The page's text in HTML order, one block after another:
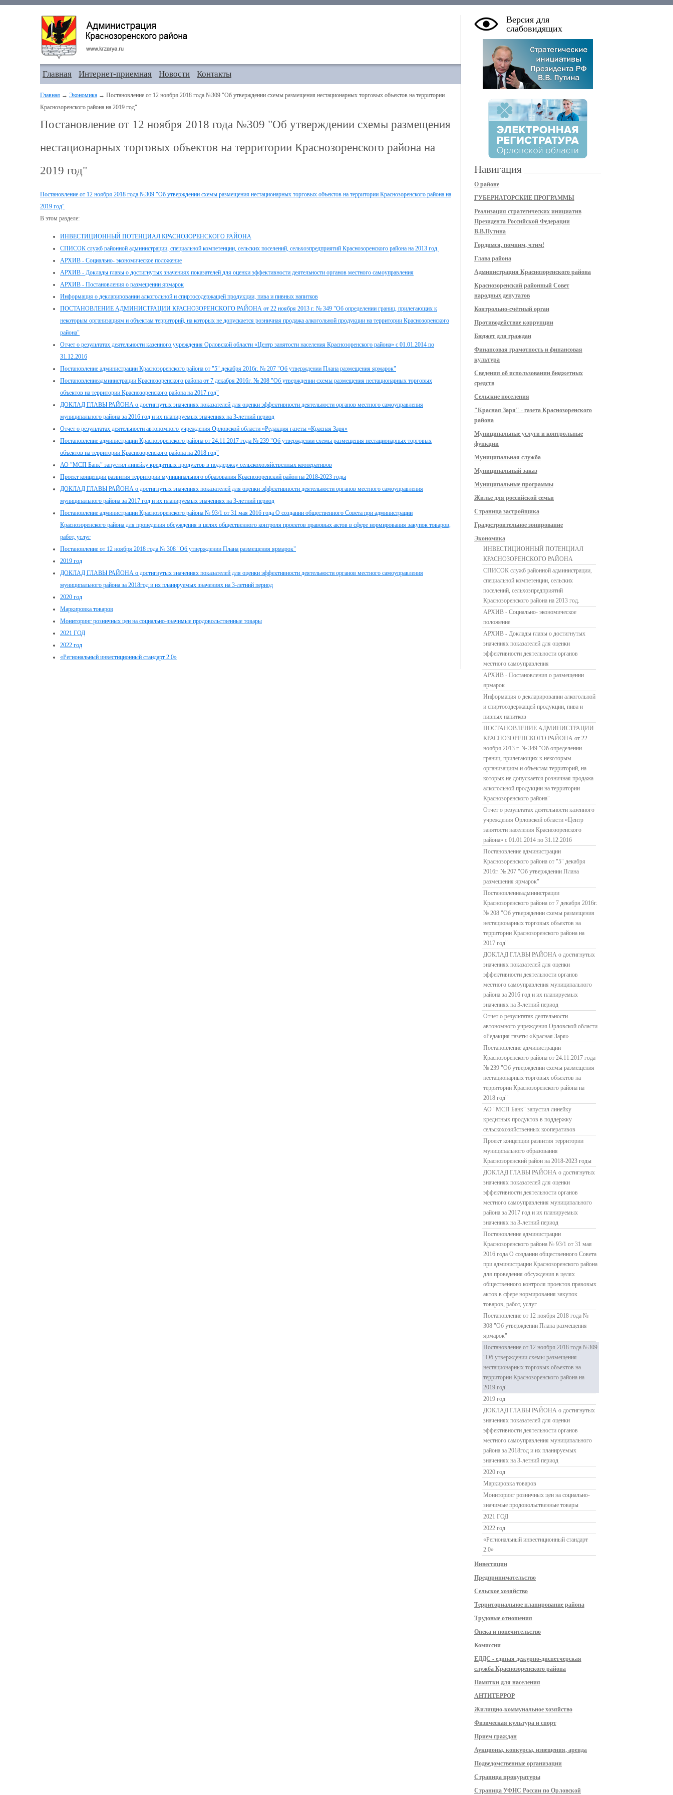
Главная Интернет-приемная Новости Контакты
Главная → Экономика → Постановление от 12 ноября 2018 года №309 "Об утверждении схемы размещения нестационарных торговых объектов на территории
Краснозоренского района на 2019 год"
Постановление от 12 ноября 2018 года №309 "Об утверждении схемы размещения
нестационарных торговых объектов на территории Краснозоренского района на
2019 год"
Постановление от 12 ноября 2018 года №309 "Об утверждении схемы размещения нестационарных торговых объектов на территории Краснозоренского района на
2019 год"
В этом разделе:
ИНВЕСТИЦИОННЫЙ ПОТЕНЦИАЛ КРАСНОЗОРЕНСКОГО РАЙОНА
СПИСОК служб районной администрации, специальной компетенции, сельских поселений, сельхозпредприятий Краснозоренского района на 2013 год.
АРХИВ - Социально- экономическое положение
АРХИВ - Доклады главы о достигнутых значениях показателей для оценки эффективности деятельности органов местного самоуправления
АРХИВ - Постановления о размещении ярмарок
Информация о декларировании алкогольной и спиртосодержащей продукции, пива и пивных напитков
ПОСТАНОВЛЕНИЕ АДМИНИСТРАЦИИ КРАСНОЗОРЕНСКОГО РАЙОНА от 22 ноября 2013 г. № 349 "Об определении границ, прилегающих к
некоторым организациям и объектам территорий, на которых не допускается розничная продажа алкогольной продукции на территории Краснозоренского
района"
Отчет о результатах деятельности казенного учреждения Орловской области «Центр занятости населения Краснозоренского района» с 01.01.2014 по
31.12.2016
Постановление администрации Краснозоренского района от "5" декабря 2016г. № 207 "Об утверждении Плана размещения ярмарок"
Постановлениеадминистрации Краснозоренского района от 7 декабря 2016г. № 208 "Об утверждении схемы размещения нестационарных торговых
объектов на территории Краснозоренского района на 2017 год"
ДОКЛАД ГЛАВЫ РАЙОНА о достигнутых значениях показателей для оценки эффективности деятельности органов местного самоуправления
муниципального района за 2016 год и их планируемых значениях на 3-летний период
Отчет о результатах деятельности автономного учреждения Орловской области «Редакция газеты «Красная Заря»
Постановление администрации Краснозоренского района от 24.11.2017 года № 239 "Об утверждении схемы размещения нестационарных торговых
объектов на территории Краснозоренского района на 2018 год"
АО "МСП Банк" запустил линейку кредитных продуктов в поддержку сельскохозяйственных кооперативов
Проект концепции развития территории муниципального образования Краснозоренский район на 2018-2023 годы
ДОКЛАД ГЛАВЫ РАЙОНА о достигнутых значениях показателей для оценки эффективности деятельности органов местного самоуправления
муниципального района за 2017 год и их планируемых значениях на 3-летний период
Постановление администрации Краснозоренского района № 93/1 от 31 мая 2016 года О создании общественного Совета при администрации
Краснозоренского района для проведения обсуждения в целях общественного контроля проектов правовых актов в сфере нормирования закупок товаров,
работ, услуг
Постановление от 12 ноября 2018 года № 308 "Об утверждении Плана размещения ярмарок"
2019 год
ДОКЛАД ГЛАВЫ РАЙОНА о достигнутых значениях показателей для оценки эффективности деятельности органов местного самоуправления
муниципального района за 2018год и их планируемых значениях на 3-летний период
2020 год
Маркировка товаров
Мониторинг розничных цен на социально-значимые продовольственные товары
2021 ГОД
2022 год
«Региональный инвестиционный стандарт 2.0»
Версия для
слабовидящих
Навигация
О районе
ГУБЕРНАТОРСКИЕ ПРОГРАММЫ
Реализация стратегических инициатив
Президента Российской Федерации
В.В.Путина
Гордимся, помним, чтим!
Глава района
Администрация Краснозоренского района
Краснозоренский районный Совет
народных депутатов
Контрольно-счётный орган
Противодействие коррупции
Бюджет для граждан
Финансовая грамотность и финансовая
культура
Сведения об использовании бюджетных
средств
Сельские поселения
"Красная Заря" - газета Краснозоренского
района
Муниципальные услуги и контрольные
функции
Муниципальная служба
Муниципальный заказ
Муниципальные программы
Жилье для российской семьи
Страница застройщика
Градостроительное зонирование
Экономика
ИНВЕСТИЦИОННЫЙ ПОТЕНЦИАЛ
КРАСНОЗОРЕНСКОГО РАЙОНА
СПИСОК служб районной администрации,
специальной компетенции, сельских
поселений, сельхозпредприятий
Краснозоренского района на 2013 год.
АРХИВ - Социально- экономическое
положение
АРХИВ - Доклады главы о достигнутых
значениях показателей для оценки
эффективности деятельности органов
местного самоуправления
АРХИВ - Постановления о размещении
ярмарок
Информация о декларировании алкогольной
и спиртосодержащей продукции, пива и
пивных напитков
ПОСТАНОВЛЕНИЕ АДМИНИСТРАЦИИ
КРАСНОЗОРЕНСКОГО РАЙОНА от 22
ноября 2013 г. № 349 "Об определении
границ, прилегающих к некоторым
организациям и объектам территорий, на
которых не допускается розничная продажа
алкогольной продукции на территории
Краснозоренского района"
Отчет о результатах деятельности казенного
учреждения Орловской области «Центр
занятости населения Краснозоренского
района» с 01.01.2014 по 31.12.2016
Постановление администрации
Краснозоренского района от "5" декабря
2016г. № 207 "Об утверждении Плана
размещения ярмарок"
Постановлениеадминистрации
Краснозоренского района от 7 декабря 2016г.
№ 208 "Об утверждении схемы размещения
нестационарных торговых объектов на
территории Краснозоренского района на
2017 год"
ДОКЛАД ГЛАВЫ РАЙОНА о достигнутых
значениях показателей для оценки
эффективности деятельности органов
местного самоуправления муниципального
района за 2016 год и их планируемых
значениях на 3-летний период
Отчет о результатах деятельности
автономного учреждения Орловской области
«Редакция газеты «Красная Заря»
Постановление администрации
Краснозоренского района от 24.11.2017 года
№ 239 "Об утверждении схемы размещения
нестационарных торговых объектов на
территории Краснозоренского района на
2018 год"
АО "МСП Банк" запустил линейку
кредитных продуктов в поддержку
сельскохозяйственных кооперативов
Проект концепции развития территории
муниципального образования
Краснозоренский район на 2018-2023 годы
ДОКЛАД ГЛАВЫ РАЙОНА о достигнутых
значениях показателей для оценки
эффективности деятельности органов
местного самоуправления муниципального
района за 2017 год и их планируемых
значениях на 3-летний период
Постановление администрации
Краснозоренского района № 93/1 от 31 мая
2016 года О создании общественного Совета
при администрации Краснозоренского района
для проведения обсуждения в целях
общественного контроля проектов правовых
актов в сфере нормирования закупок
товаров, работ, услуг
Постановление от 12 ноября 2018 года №
308 "Об утверждении Плана размещения
ярмарок"
Постановление от 12 ноября 2018 года №309
"Об утверждении схемы размещения
нестационарных торговых объектов на
территории Краснозоренского района на
2019 год"
2019 год
ДОКЛАД ГЛАВЫ РАЙОНА о достигнутых
значениях показателей для оценки
эффективности деятельности органов
местного самоуправления муниципального
района за 2018год и их планируемых
значениях на 3-летний период
2020 год
Маркировка товаров
Мониторинг розничных цен на социально-
значимые продовольственные товары
2021 ГОД
2022 год
«Региональный инвестиционный стандарт
2.0»
Инвестиции
Предпринимательство
Сельское хозяйство
Территориальное планирование района
Трудовые отношения
Опека и попечительство
Комиссии
ЕДДС - единая дежурно-диспетчерская
служба Краснозоренского района
Памятки для населения
АНТИТЕРРОР
Жилищно-коммунальное хозяйство
Физическая культура и спорт
Прием граждан
Аукционы, конкурсы, извещения, аренда
Подведомственные организации
Страница прокуратуры
Страница УФНС России по Орловской